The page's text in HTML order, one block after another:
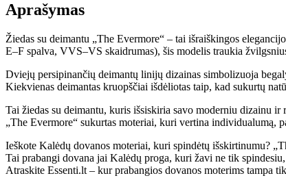
Aprašymas
Žiedas su deimantu „The Evermore“ – tai išraiškingos
E–F spalva, VVS–VS skaidrumas), šis modelis traukia
Dviejų persipinančių deimantų linijų dizainas simbolizuoja
Kiekvienas deimantas kruopščiai išdėliotas taip, kad sukurtų
Tai žiedas su deimantu, kuris išsiskiria savo moderniu dizainu ir
„The Evermore“ sukurtas moteriai, kuri vertina individualumą,
Ieškote Kalėdų dovanos moteriai, kuri spindėtų išskirtinumu?
Tai prabangi dovana jai Kalėdų proga, kuri žavi ne tik
Atraskite Essenti.lt – kur prabangios dovanos moterims tampa